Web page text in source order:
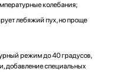
колебания;
лебяжий пух, но проще
режим до 40 градусов,
добавление специальных